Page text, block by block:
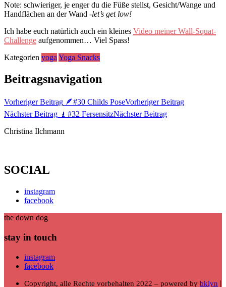
Note: schwieriger, je enger du die Füße stellst, Gesicht/Wange und
Handflächen an der Wand -let’s get low!
Ich habe euch natürlich auch ein kleines Video meiner Wall-Squat-
Challenge aufgenommen… Viel Spass!
Kategorien yogaYoga Snacks
Beitragsnavigation
Vorheriger Beitrag 🪶#30 Childs PoseVorheriger Beitrag
Nächster Beitrag 🧎#32 FersensitzNächster Beitrag
Christina Ilchmann
SOCIAL
instagram
facebook
the down dog
stay in touch
instagram
facebook
Copyright, alle Rechte vorbehalten 2022 – powered by bklyn |